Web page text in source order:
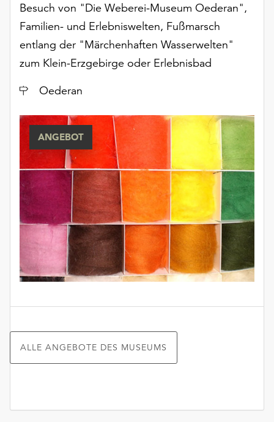
Einstellungen
über
Schaltfläche
„Auswählen“.
Weitere
finden
unserer
Datenschutzerklärung
oder
dem
Impressum
Besuch von "Die Weberei-Museum Oederan",
Familien- und Erlebniswelten, Fußmarsch
entlang der "Märchenhaften Wasserwelten"
zum Klein-Erzgebirge oder Erlebnisbad
Ort
Oederan
ANGEBOT
ALLE ANGEBOTE DES MUSEUMS